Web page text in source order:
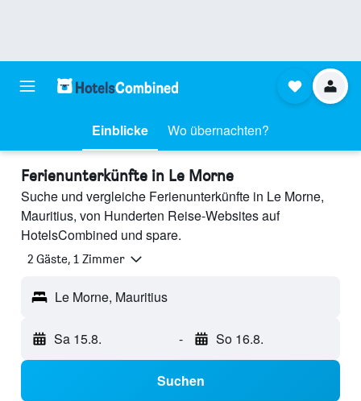
Einblicke Wo übernachten?
Ferienunterkünfte in Le Morne
Suche und vergleiche Ferienunterkünfte in Le Morne,
Mauritius, von Hunderten Reise-Websites auf
HotelsCombined und spare.
2 Gäste, 1 Zimmer
Le Morne, Mauritius
Sa 15.8. - So 16.8.
Suchen